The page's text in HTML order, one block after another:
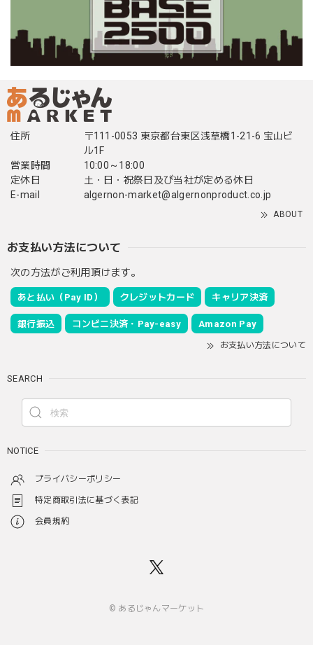
住所
〒111-0053 東京都台東区浅草橋1-21-6 宝山ビ
ル1F
営業時間
10:00～18:00
定休日
土・日・祝祭日及び当社が定める休日
E-mail
algernon-market@algernonproduct.co.jp
ABOUT
お支払い方法について
次の方法がご利用頂けます。
あと払い（Pay ID） クレジットカード キャリア決済
銀行振込 コンビニ決済・Pay-easy Amazon Pay
お支払い方法について
SEARCH
NOTICE
プライバシーポリシー
特定商取引法に基づく表記
会員規約
© あるじゃんマーケット